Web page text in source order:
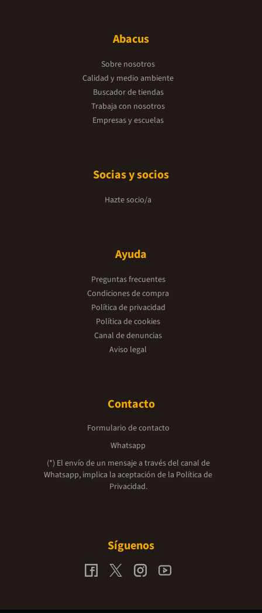
Abacus
Sobre nosotros
Calidad y medio ambiente
Buscador de tiendas
Trabaja con nosotros
Empresas y escuelas
Socias y socios
Hazte socio/a
Ayuda
Preguntas frecuentes
Condiciones de compra
Política de privacidad
Política de cookies
Canal de denuncias
Aviso legal
Contacto
Formulario de contacto
Whatsapp
(*) El envío de un mensaje a través del canal de
Whatsapp, implica la aceptación de la Política de
Privacidad.
Síguenos